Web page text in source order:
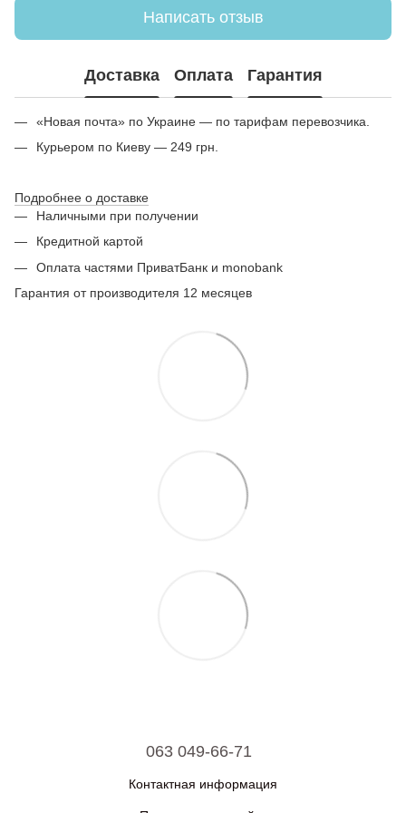
Написать отзыв
Доставка Оплата Гарантия
«Новая почта» по Украине — по тарифам перевозчика.
Курьером по Киеву — 249 грн.
Подробнее о доставке
Наличными при получении
Кредитной картой
Оплата частями ПриватБанк и monobank
Гарантия от производителя 12 месяцев
063 049-66-71
Контактная информация